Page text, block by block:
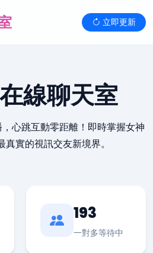
立即更新
線聊天室
心跳互動零距離！即時掌握女神
實的視訊交友新境界。
193
一對多等待中